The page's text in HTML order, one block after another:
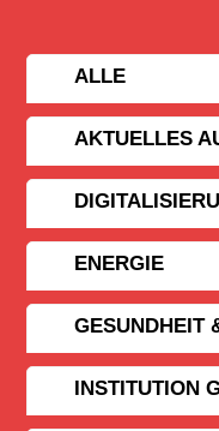
ALLE
AKTUELLES
ENERGIE
GESUNDHEIT
INSTITUTION